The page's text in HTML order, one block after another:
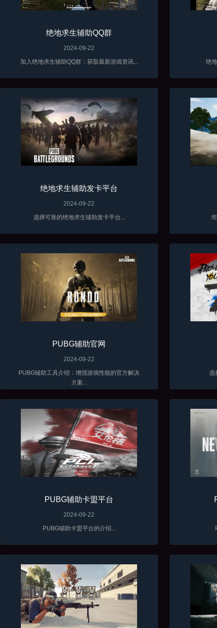
绝地求生辅助QQ群
2024-09-22
加入绝地求生辅助QQ群：获取最新游戏资讯...
绝
绝地求生辅助发卡平台
2024-09-22
选择可靠的绝地求生辅助发卡平台...
PUBG辅助官网
2024-09-22
PUBG辅助工具介绍：增强游戏性能的官方解决
方案...
选
PUBG辅助卡盟平台
2024-09-22
PUBG辅助卡盟平台的介绍...